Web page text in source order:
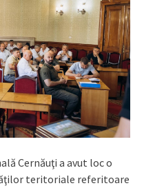
Cernăuţi a avut loc o
teritoriale referitoare